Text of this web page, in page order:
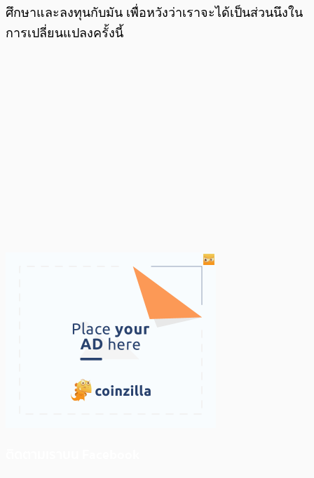
ศึกษาและลงทุนกับมัน เพื่อหวังว่าเราจะได้เป็นส่วนนึงใน
การเปลี่ยนแปลงครั้งนี้